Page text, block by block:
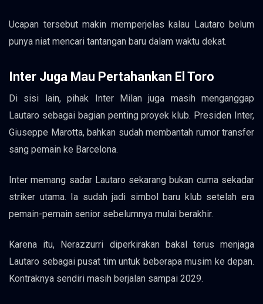
Ucapan tersebut makin memperjelas kalau Lautaro belum
punya niat mencari tantangan baru dalam waktu dekat.
Inter Juga Mau Pertahankan El Toro
Di sisi lain, pihak Inter Milan juga masih menganggap
Lautaro sebagai bagian penting proyek klub. Presiden Inter,
Giuseppe Marotta, bahkan sudah membantah rumor transfer
sang pemain ke Barcelona.
Inter memang sadar Lautaro sekarang bukan cuma sekadar
striker utama. Ia sudah jadi simbol baru klub setelah era
pemain-pemain senior sebelumnya mulai berakhir.
Karena itu, Nerazzurri diperkirakan bakal terus menjaga
Lautaro sebagai pusat tim untuk beberapa musim ke depan.
Kontraknya sendiri masih berjalan sampai 2029.